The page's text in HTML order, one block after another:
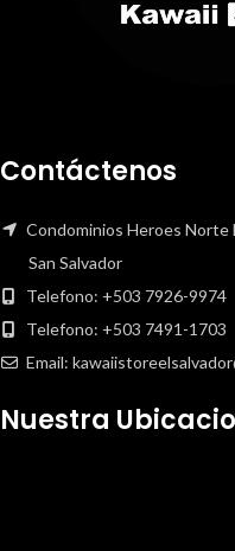
Contáctenos
Condominios Heroes Norte
San Salvador
Telefono: +503 7926-9974
Telefono: +503 7491-1703
Email:
Nuestra